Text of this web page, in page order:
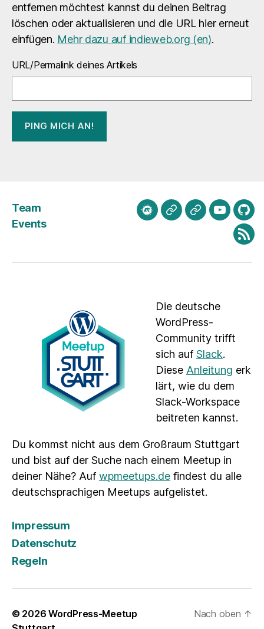
entfernen möchtest kannst du deinen Beitrag
löschen oder aktualisieren und die URL hier erneut
einfügen. Mehr dazu auf indieweb.org (en).
URL/Permalink deines Artikels
Team
Events
meetup.com
Mastodon
BlueskyYoutube
Die deutsche
WordPress-
Community trifft
sich auf Slack.
Diese Anleitung erk
lärt, wie du dem
Slack-Workspace
beitreten kannst.
Du kommst nicht aus dem Großraum Stuttgart
und bist auf der Suche nach einem Meetup in
deiner Nähe? Auf wpmeetups.de findest du alle
deutschsprachigen Meetups aufgelistet.
Impressum
Datenschutz
Regeln
© 2026WordPress-Meetup
Nach oben ↑